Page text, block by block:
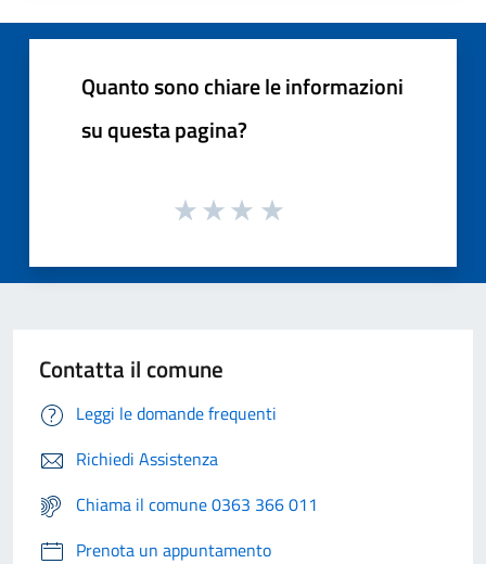
Quanto sono chiare le informazioni
su questa pagina?
Contatta il comune
Leggi le domande frequenti
Richiedi Assistenza
Chiama il comune 0363 366 011
Prenota un appuntamento